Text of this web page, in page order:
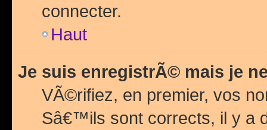
connecter.
Haut
Je suis enregistrÃ© mais je
VÃ©rifiez, en premier, vos
Sâ€™ils sont corrects, il y a